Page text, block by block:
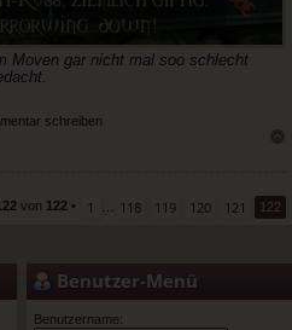
Moven gar nicht mal soo schlecht
schreiben
en
von 122 • 1 118 119 120 121 122
Benutzer-Menü
Benutzername: